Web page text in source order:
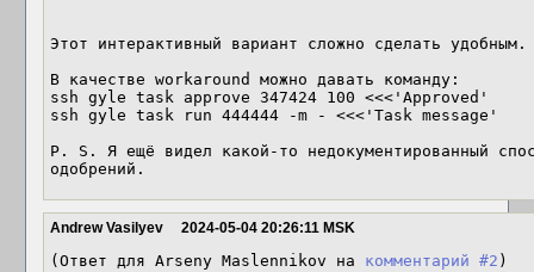
Этот интерактивный вариант сложно сделать
В качестве workaround можно давать команду:
ssh gyle task approve 347424 100 <<<'Approved'
ssh gyle task run 444444 -m - <<<'Task message'
P. S. Я ещё видел какой-то недокументированный
одобрений.
Andrew Vasilyev 2024-05-04 20:26:11 MSK
(Ответ для Arseny Maslennikov на комментарий #2